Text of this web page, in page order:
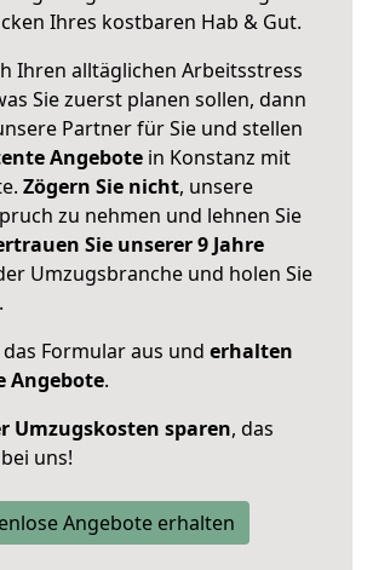
Ihres kostbaren Hab & Gut.
Ihren alltäglichen Arbeitsstress
Sie zuerst planen sollen, dann
Partner für Sie und stellen
Angebote in Konstanz mit
Zögern Sie nicht, unsere
zu nehmen und lehnen Sie
Sie unserer 9 Jahre
Umzugsbranche und holen Sie
Formular aus und erhalten
Angebote.
Umzugskosten sparen, das
uns!
Angebote erhalten